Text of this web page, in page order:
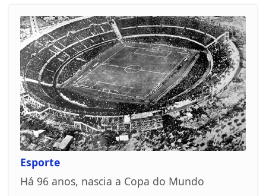
Esporte
Há 96 anos, nascia a Copa do Mundo